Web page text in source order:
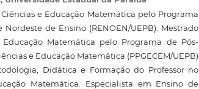
e Educação Matemática pelo Programa
Nordeste de Ensino (RENOEN/UEPB). Mestrado
Matemática pelo Programa de Pós-
e Educação Matemática (PPGECEM/UEPB)
Didática e Formação do Professor no
Matemática. Especialista em Ensino de